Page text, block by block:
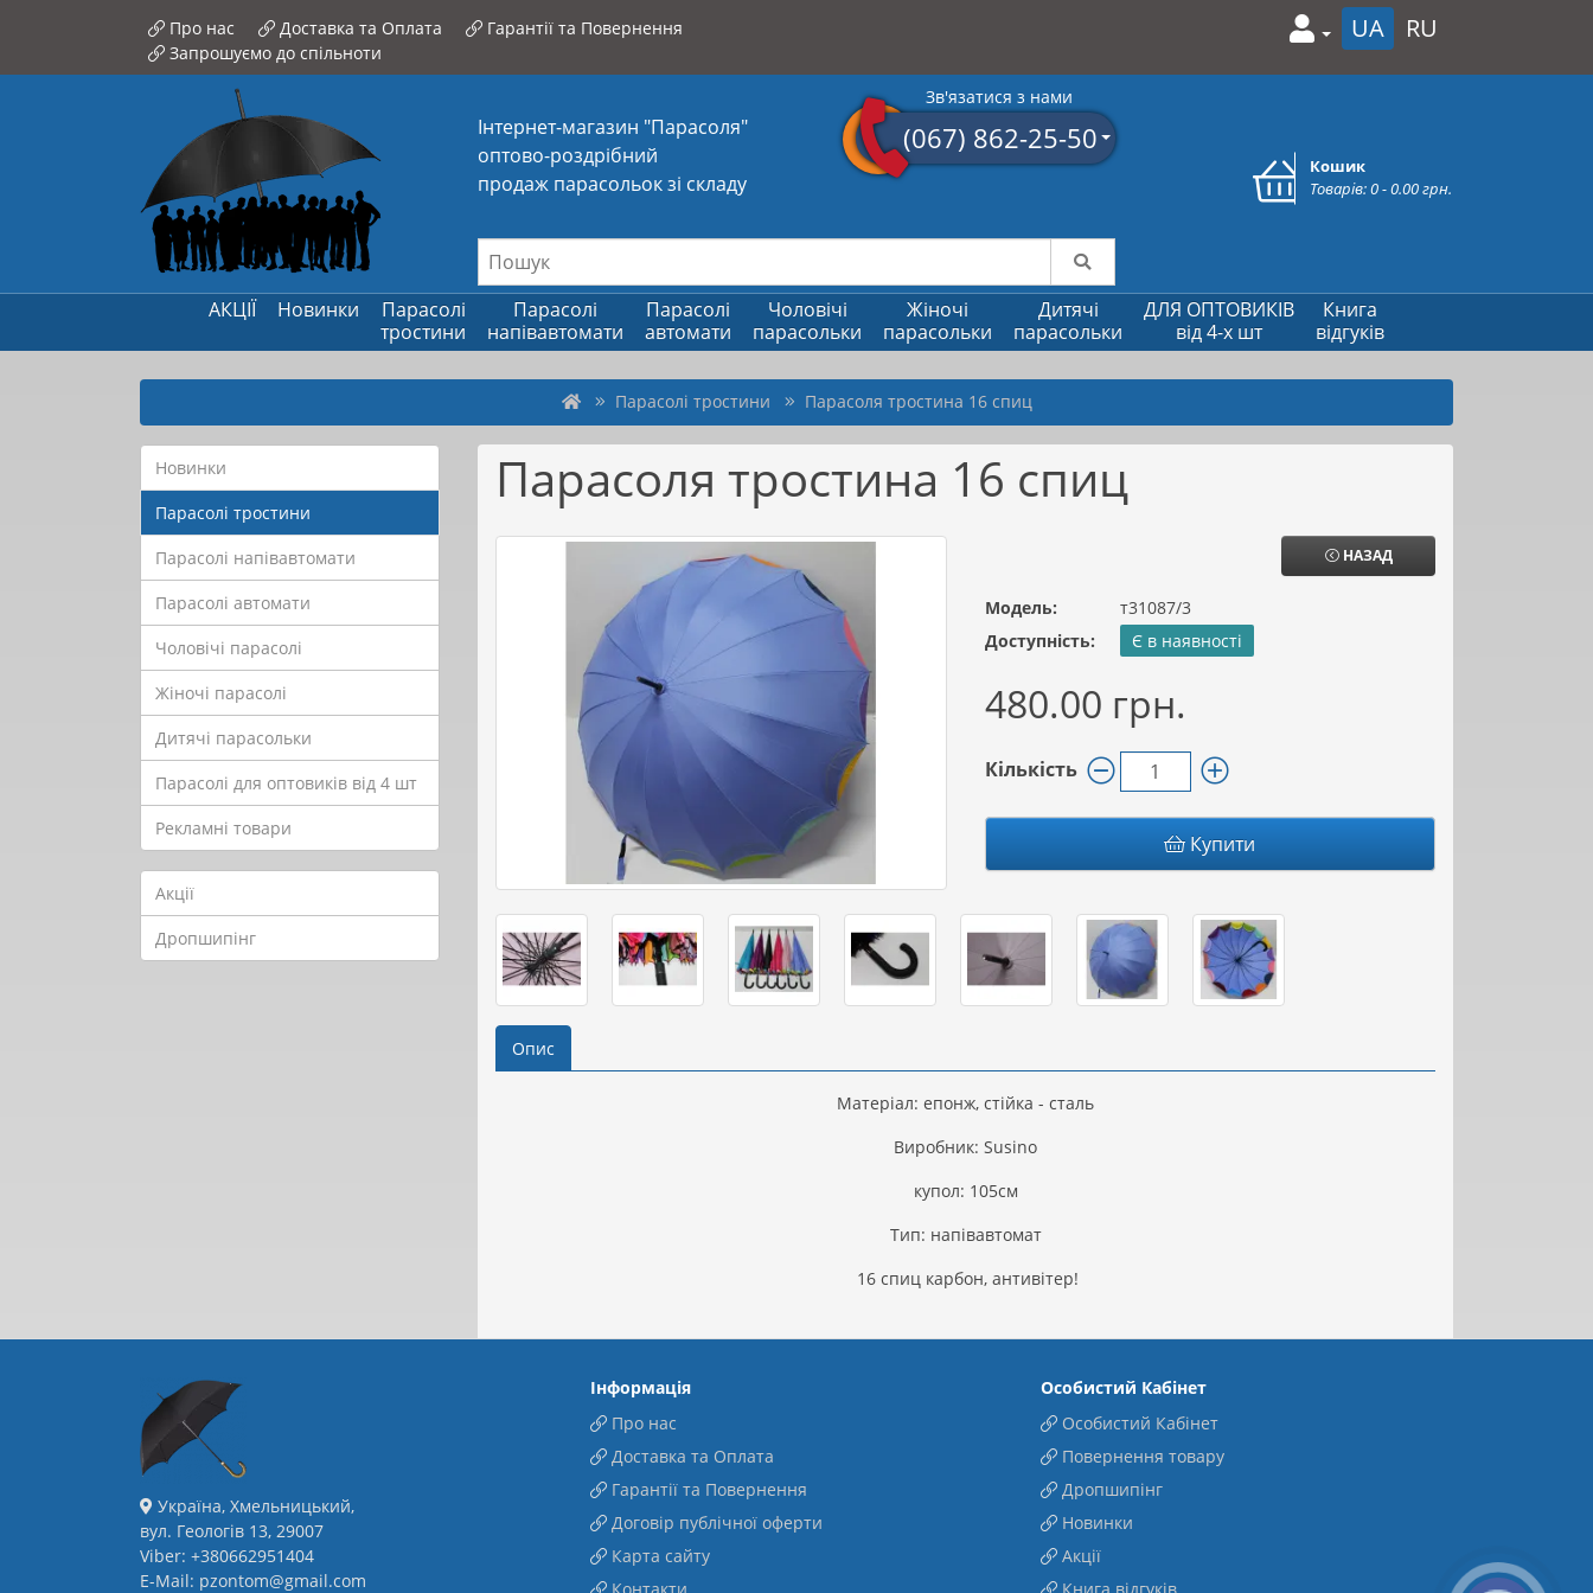
Про нас Доставка та Оплата
Гарантії та Повернення
Запрошуємо до спільноти
UA RU
Інтернет-магазин "Парасоля"
оптово-роздрібний
продаж парасольок зі складу
Зв'язатися з нами
(067) 862-25-50
Кошик
Товарів: 0 - 0.00 грн.
АКЦІЇ Новинки
Парасолі
тростини
Парасолі
напівавтомати
Парасолі
автомати
Чоловічі
парасольки
Жіночі
парасольки
Дитячі
парасольки
ДЛЯ ОПТОВИКІВ
від 4-х шт
Книга
відгуків
Парасолі тростини Парасоля тростина 16 спиц
Новинки
Парасолі тростини
Парасолі напівавтомати
Парасолі автомати
Чоловічі парасолі
Жіночі парасолі
Дитячі парасольки
Парасолі для оптовиків від 4 шт
Рекламні товари
Акції
Дропшипінг
Парасоля тростина 16 спиц
НАЗАД
Модель:
т31087/3
Доступність:
Є в наявності
480.00 грн.
Кількість
Купити
Опис
Матеріал: епонж, стійка - сталь
Виробник: Susino
купол: 105см
Тип: напівавтомат
16 спиц карбон, антивітер!
Україна, Хмельницький,
вул. Геологів 13, 29007
Viber: +380662951404
E-Mail: pzontom@gmail.com
Інформація
Про нас
Доставка та Оплата
Гарантії та Повернення
Договір публічної оферти
Карта сайту
Особистий Кабінет
Особистий Кабінет
Повернення товару
Дропшипінг
Новинки
Акції